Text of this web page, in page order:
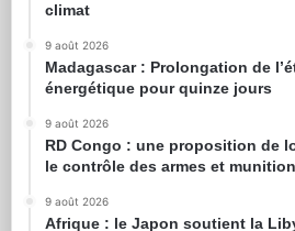
climat
9 août 2026
Madagascar : Prolongation de
énergétique pour quinze jours
9 août 2026
RD Congo : une proposition de
le contrôle des armes et
9 août 2026
Afrique : le Japon soutient la